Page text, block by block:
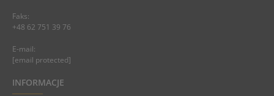
Faks:
+48 62 751 39 76
E-mail:
[email protected]
INFORMACJE